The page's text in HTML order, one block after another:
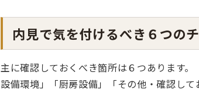
内見で気を付けるべき６つの
主に確認しておくべき箇所は６つあります
設備環境」「厨房設備」「その他・確認し